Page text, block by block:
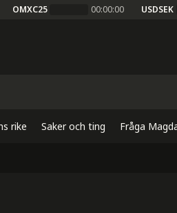
OMXC25 00:00:00 USDSEK
rike Saker och ting Fråga